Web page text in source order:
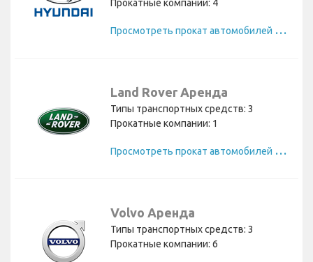
Прокатные компании: 4
П
росмотреть прокат автомобилей Hyundai
Land Rover Аренда
Типы транспортных средств: 3
Прокатные компании: 1
П
росмотреть прокат автомобилей Land Rover
Volvo Аренда
Типы транспортных средств: 3
Прокатные компании: 6